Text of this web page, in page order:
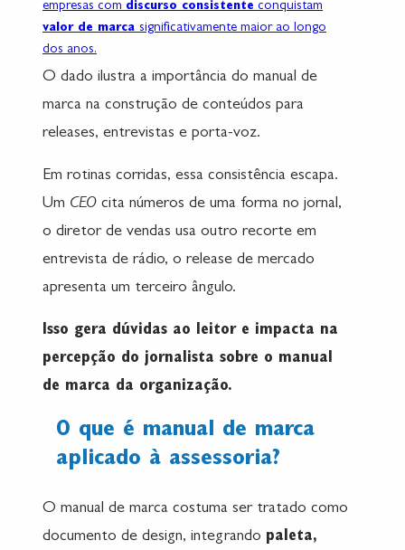
empresas comdiscurso consistenteconquistam
valor de marcasignificativamente maior ao longo
dos anos.
O dado ilustra a importância do manual de
marca na construção de conteúdos para
releases, entrevistas e porta-voz.
Em rotinas corridas, essa consistência escapa.
Um CEO cita números de uma forma no jornal,
o diretor de vendas usa outro recorte em
entrevista de rádio, o release de mercado
apresenta um terceiro ângulo.
Isso gera dúvidas ao leitor e impacta na
percepção do jornalista sobre o manual
de marca da organização.
O que é manual de marca
aplicado à assessoria?
O manual de marca costuma ser tratado como
documento de design, integrando paleta,